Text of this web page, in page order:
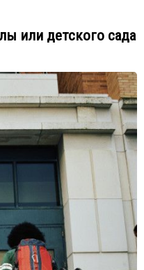
или детского сада